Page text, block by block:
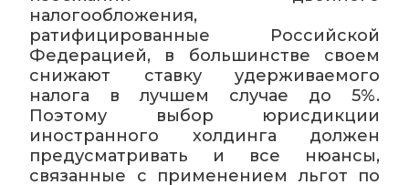
налогообложения,
ратифицированные Российской
Федерацией, в большинстве своем
снижают ставку удерживаемого
налога в лучшем случае до 5%.
Поэтому выбор юрисдикции
иностранного холдинга должен
предусматривать и все нюансы,
связанные с применением льгот по